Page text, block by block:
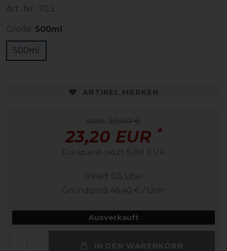
Art.-Nr.: 1123
Größe: 500ml
500ml
ARTIKEL MERKEN
statt 29,00 €
23,20 EUR *
Du sparst jetzt 5,80 EUR
Inhalt 0,5 Liter
Grundpreis 46,40 € / Liter
Ausverkauft
IN DEN WARENKORB